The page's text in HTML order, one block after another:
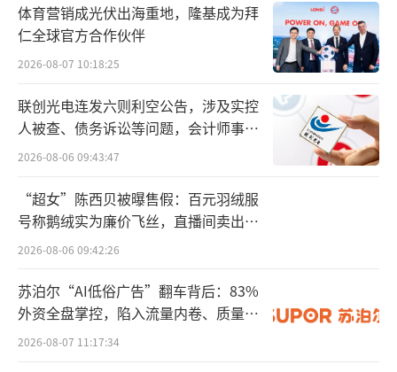
雪糕生产企业的嗅觉最敏感。近期，伊
利、光明等老牌企业在原有品牌基础上进行升
级迭代。如伊利冷饮业务在巧乐兹、甄稀、绮
炫、须尽欢、冰工厂、伊利牧场下，推出更多
新口味和新形态；光明乳业推出了光明橙汁棒
冰、光明熊小白芯冻冰山雪糕、优倍轻糖鲜奶
冰淇淋等新品。
高端雪糕失宠
与平价雪糕逐渐回归各大冰柜相比，曾红
极一时的网红高端雪糕的存在感却在减弱。
体育营销成光伏出海重地，隆基成为拜
仁全球官方合作伙伴
2026-08-07 10:18:25
联创光电连发六则利空公告，涉及实控
人被查、债务诉讼等问题，会计师事务
所曾出具“保留意见”
2026-08-06 09:43:47
“超女”陈西贝被曝售假：百元羽绒服
号称鹅绒实为廉价飞丝，直播间卖出超
百万元
2026-08-06 09:42:26
苏泊尔“AI低俗广告”翻车背后：83%
外资全盘掌控，陷入流量内卷、质量频
发的负循环
2026-08-07 11:17:34